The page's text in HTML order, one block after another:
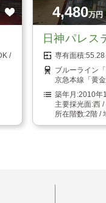
4,480万円
日神パレス
55.28
ブルーライン
京急本線「黄
2010年
西
2階 /